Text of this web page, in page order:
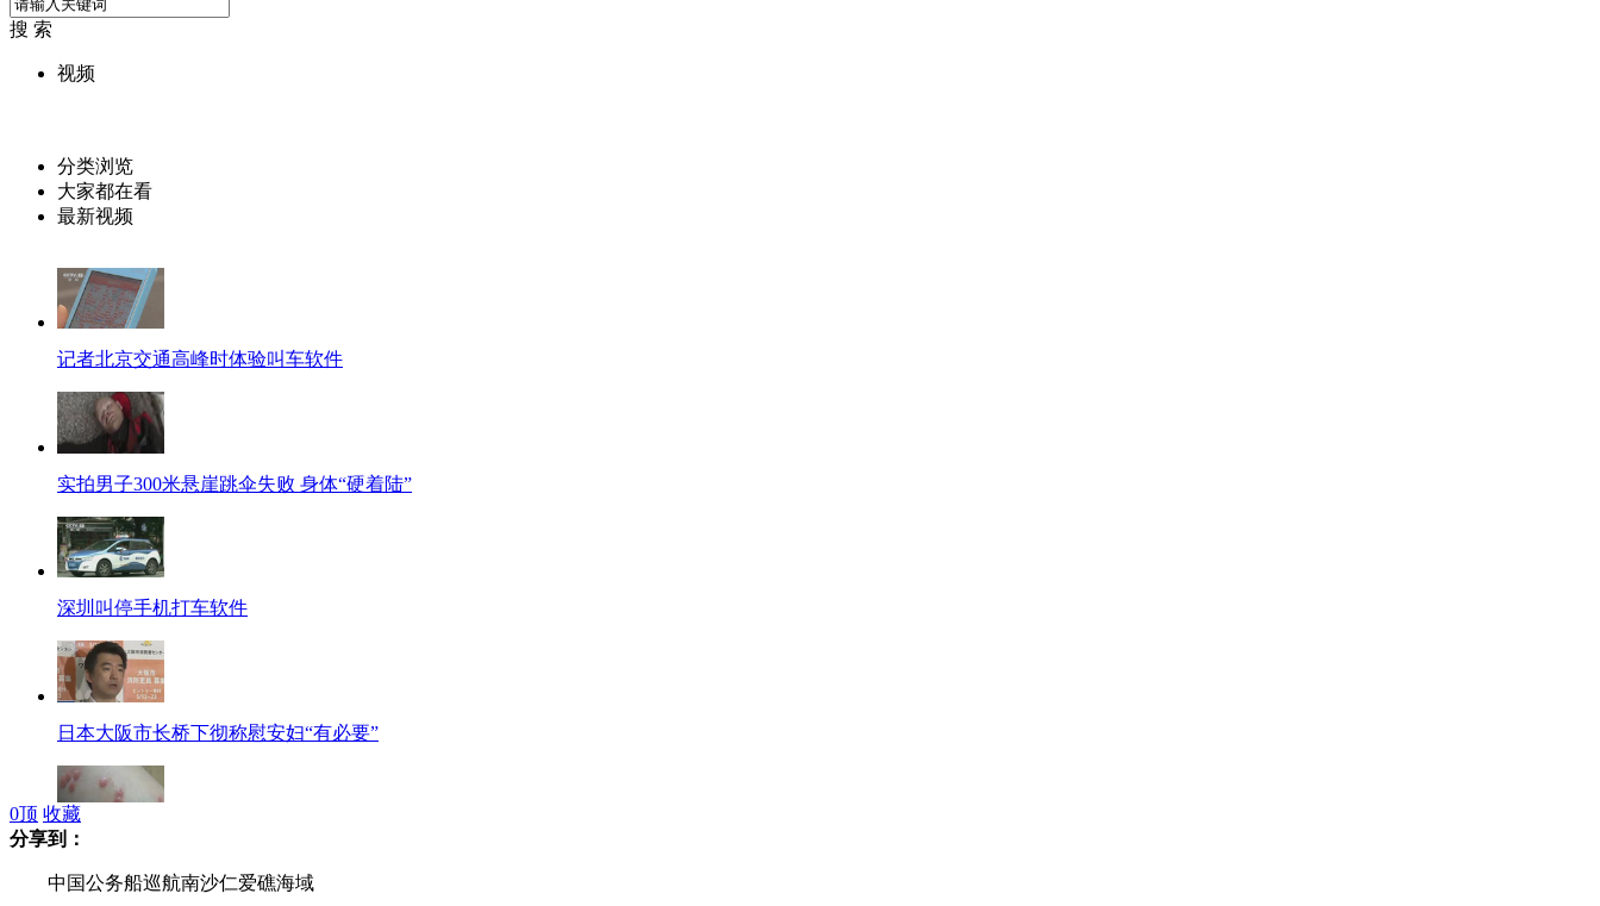
搜 索
视频
分类浏览
大家都在看
最新视频
记者北京交通高峰时体验叫车软件
实拍男子300米悬崖跳伞失败 身体“硬着陆”
深圳叫停手机打车软件
日本大阪市长桥下彻称慰安妇“有必要”
0顶 收藏
分享到：
中国公务船巡航南沙仁爱礁海域